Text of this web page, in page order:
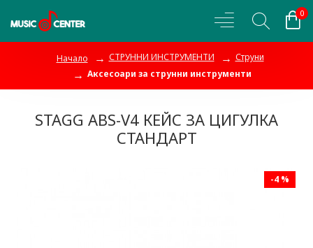
0
Начало СТРУННИ ИНСТРУМЕНТИ
Струни
Аксесоари за струнни инструменти
STAGG ABS-V4 КЕЙС ЗА ЦИГУЛКА
СТАНДАРТ
-4 %